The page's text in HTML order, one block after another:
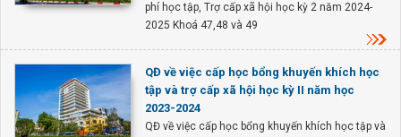
phí học tập, Trợ cấp xã hội học kỳ 2 năm 2024-
2025 Khoá 47,48 và 49
QĐ về việc cấp học bổng khuyến khích học
tập và trợ cấp xã hội học kỳ II năm học
2023-2024
QĐ về việc cấp học bổng khuyến khích học tập và